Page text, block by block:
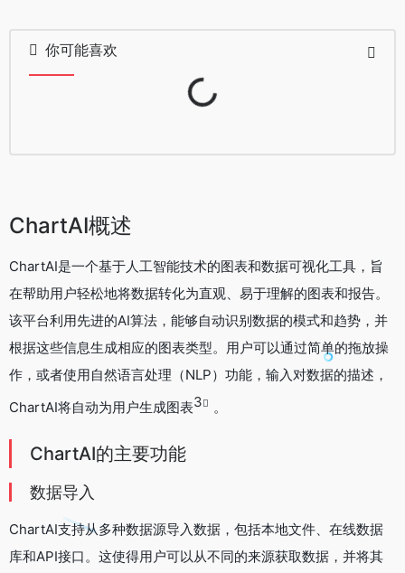
你可能喜欢
Loading...
ChartAI概述
ChartAI是一个基于人工智能技术的图表和数据可视化工具，旨
在帮助用户轻松地将数据转化为直观、易于理解的图表和报告。
该平台利用先进的AI算法，能够自动识别数据的模式和趋势，并
根据这些信息生成相应的图表类型。用户可以通过简单的拖放操
作，或者使用自然语言处理（NLP）功能，输入对数据的描述，
ChartAI将自动为用户生成图表3 。
ChartAI的主要功能
数据导入
ChartAI支持从多种数据源导入数据，包括本地文件、在线数据
库和API接口。这使得用户可以从不同的来源获取数据，并将其